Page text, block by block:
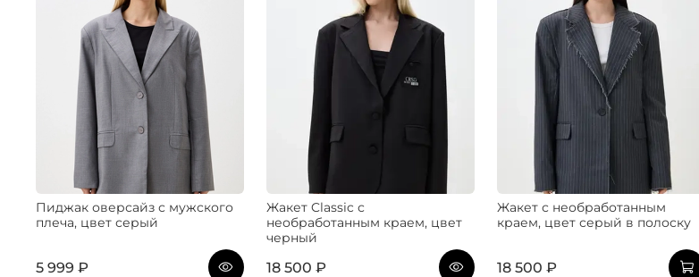
Пиджак оверсайз с мужского
плеча, цвет серый
5 999 ₽
Жакет Classic с
необработанным краем, цвет
черный
18 500 ₽
Жакет с необработанным
краем, цвет серый в полоску
18 500 ₽